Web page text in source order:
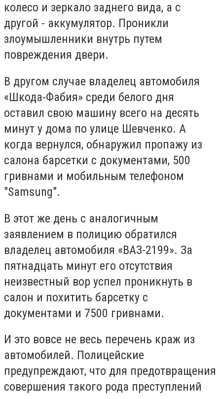
колесо и зеркало заднего вида, а с
другой - аккумулятор. Проникли
злоумышленники внутрь путем
повреждения двери.
В другом случае владелец автомобиля
«Шкода-Фабия» среди белого дня
оставил свою машину всего на десять
минут у дома по улице Шевченко. А
когда вернулся, обнаружил пропажу из
салона барсетки с документами, 500
гривнами и мобильным телефоном
"Samsung".
В этот же день с аналогичным
заявлением в полицию обратился
владелец автомобиля «ВАЗ-2199». За
пятнадцать минут его отсутствия
неизвестный вор успел проникнуть в
салон и похитить барсетку с
документами и 7500 гривнами.
И это вовсе не весь перечень краж из
автомобилей. Полицейские
предупреждают, что для предотвращения
совершения такого рода преступлений